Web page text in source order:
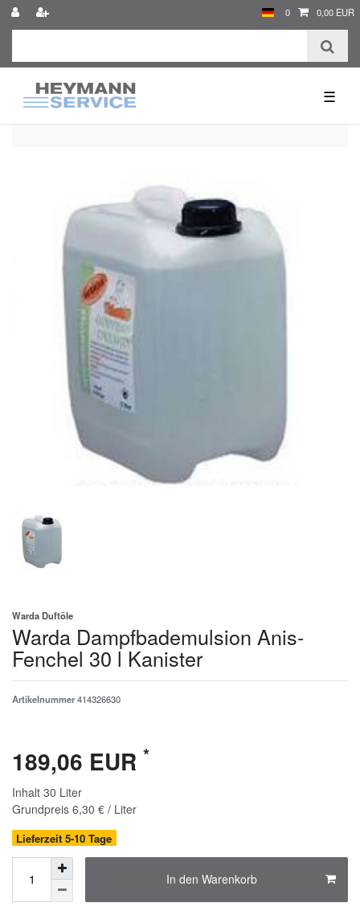
0 0,00 EUR
☰
Warda Duftöle
Warda Dampfbademulsion Anis-
Fenchel 30 l Kanister
Artikelnummer414326630
189,06 EUR *
Inhalt 30 Liter
Grundpreis 6,30 € / Liter
Lieferzeit 5-10 Tage
In den Warenkorb